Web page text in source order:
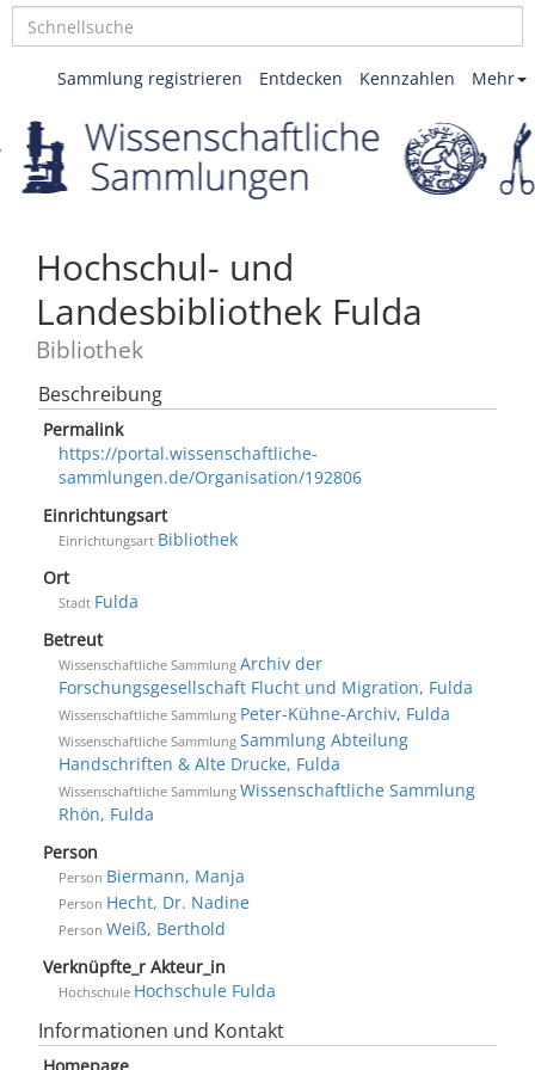
Mehr
Kennzahlen
Entdecken
Sammlung registrieren
Hochschul- und
Landesbibliothek Fulda
Bibliothek
Beschreibung
Permalink
https://portal.wissenschaftliche-
sammlungen.de/Organisation/192806
Einrichtungsart
Einrichtungsart Bibliothek
Ort
Stadt Fulda
Betreut
Wissenschaftliche Sammlung Archiv der
Forschungsgesellschaft Flucht und Migration, Fulda
Wissenschaftliche Sammlung Peter-Kühne-Archiv, Fulda
Wissenschaftliche Sammlung Sammlung Abteilung
Handschriften & Alte Drucke, Fulda
Wissenschaftliche Sammlung Wissenschaftliche Sammlung
Rhön, Fulda
Person
Person Biermann, Manja
Person Hecht, Dr. Nadine
Person Weiß, Berthold
Verknüpfte_r Akteur_in
Hochschule Hochschule Fulda
Informationen und Kontakt